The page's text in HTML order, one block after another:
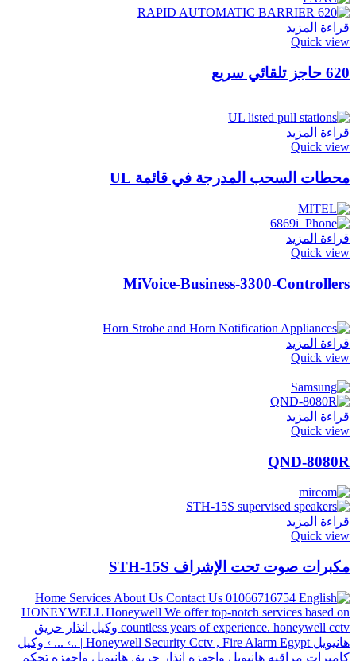
قراءة المزيد
Quick view
620 حاجز تلقائي سريع
قراءة المزيد
Quick view
محطات السحب المدرجة في قائمة UL
قراءة المزيد
Quick view
MiVoice-Business-3300-Controllers
قراءة المزيد
Quick view
قراءة المزيد
Quick view
QND-8080R
قراءة المزيد
Quick view
مكبرات صوت تحت الإشراف STH-15S